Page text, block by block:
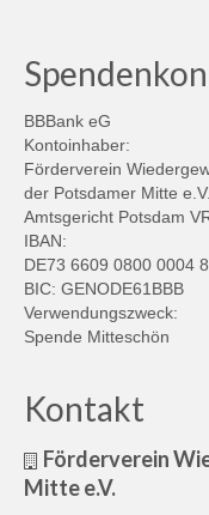
BBBank eG
Kontoinhaber:
Förderverein
der Potsdamer Mitte e.V.
Amtsgericht Potsdam
IBAN:
DE73 6609 0800 0004
BIC: GENODE61BBB
Verwendungszweck:
Spende Mitteschön
Kontakt
Förderverein
Mitte e.V.